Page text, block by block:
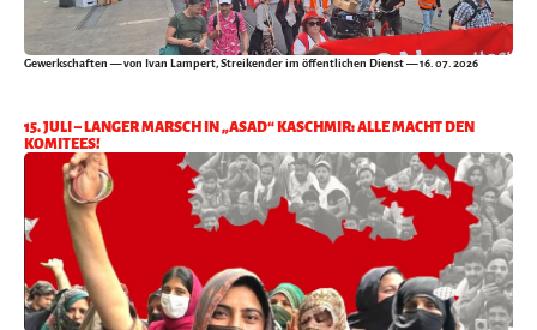
Gewerkschaften— von Ivan Lampert, Streikender im öffentlichen Dienst — 16. 07. 2026
15. JULI – LANGER MARSCH IN „ASAD“ KASCHMIR: ALLE MACHT DEN
KOMITEES!